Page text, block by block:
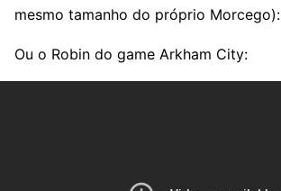
mesmo tamanho do próprio Morcego):
Ou o Robin do game Arkham City: